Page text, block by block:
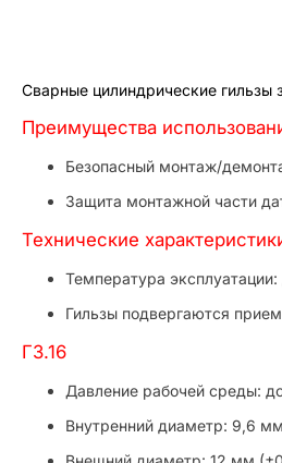
Сварные цилиндрические гильзы
Преимущества
Безопасный монтаж/
Защита монтажной части
Технические
Температура
Гильзы подвергаются
ГЗ.16
Давление рабочей среды:
Внутренний диаметр: 9,6